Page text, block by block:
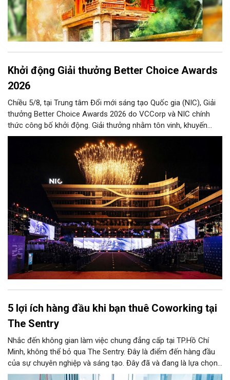
Khởi động Giải thưởng Better Choice Awards
2026
Chiều 5/8, tại Trung tâm Đổi mới sáng tạo Quốc gia (NIC), Giải
thưởng Better Choice Awards 2026 do VCCorp và NIC chính
thức công bố khởi động. Giải thưởng nhằm tôn vinh, khuyến
khích, cổ vũ những giá trị đổi mới, sáng tạo, áp dụng trong đời
sống thực, phục vụ người tiêu dùng.
5 lợi ích hàng đầu khi bạn thuê Coworking tại
The Sentry
Nhắc đến không gian làm việc chung đẳng cấp tại TP.Hồ Chí
Minh, không thể bỏ qua The Sentry. Đây là điểm đến hàng đầu
của sự chuyên nghiệp và sáng tạo. Đây đã và đang là lựa chọn
ưu tiên của đông đảo doanh nghiệp cũng như cá nhân khi tìm